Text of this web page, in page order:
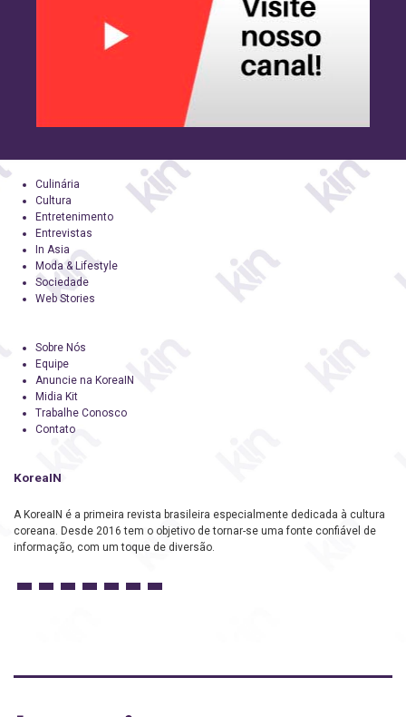
Culinária
Cultura
Entretenimento
Entrevistas
In Asia
Moda & Lifestyle
Sociedade
Web Stories
Sobre Nós
Equipe
Anuncie na KoreaIN
Midia Kit
Trabalhe Conosco
Contato
KoreaIN
A KoreaIN é a primeira revista brasileira especialmente dedicada à cultura
coreana. Desde 2016 tem o objetivo de tornar-se uma fonte confiável de
informação, com um toque de diversão.